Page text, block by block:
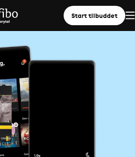
Start tilbuddet